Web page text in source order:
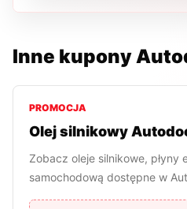
Inne kupony
PROMOCJA
Olej silnikowy
Zobacz oleje silnikowe, płyny
samochodową dostępne w